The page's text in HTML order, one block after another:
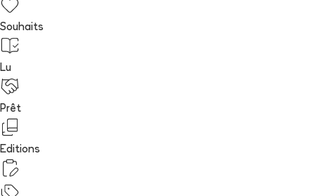
Souhaits
Lu
Prêt
Editions